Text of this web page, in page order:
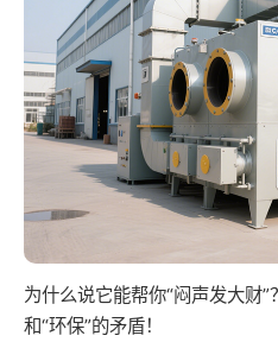
为什么说它能帮你“闷声发大财
和“环保”的矛盾！